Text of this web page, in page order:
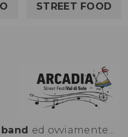
STREET FOOD
ed ovviamente...